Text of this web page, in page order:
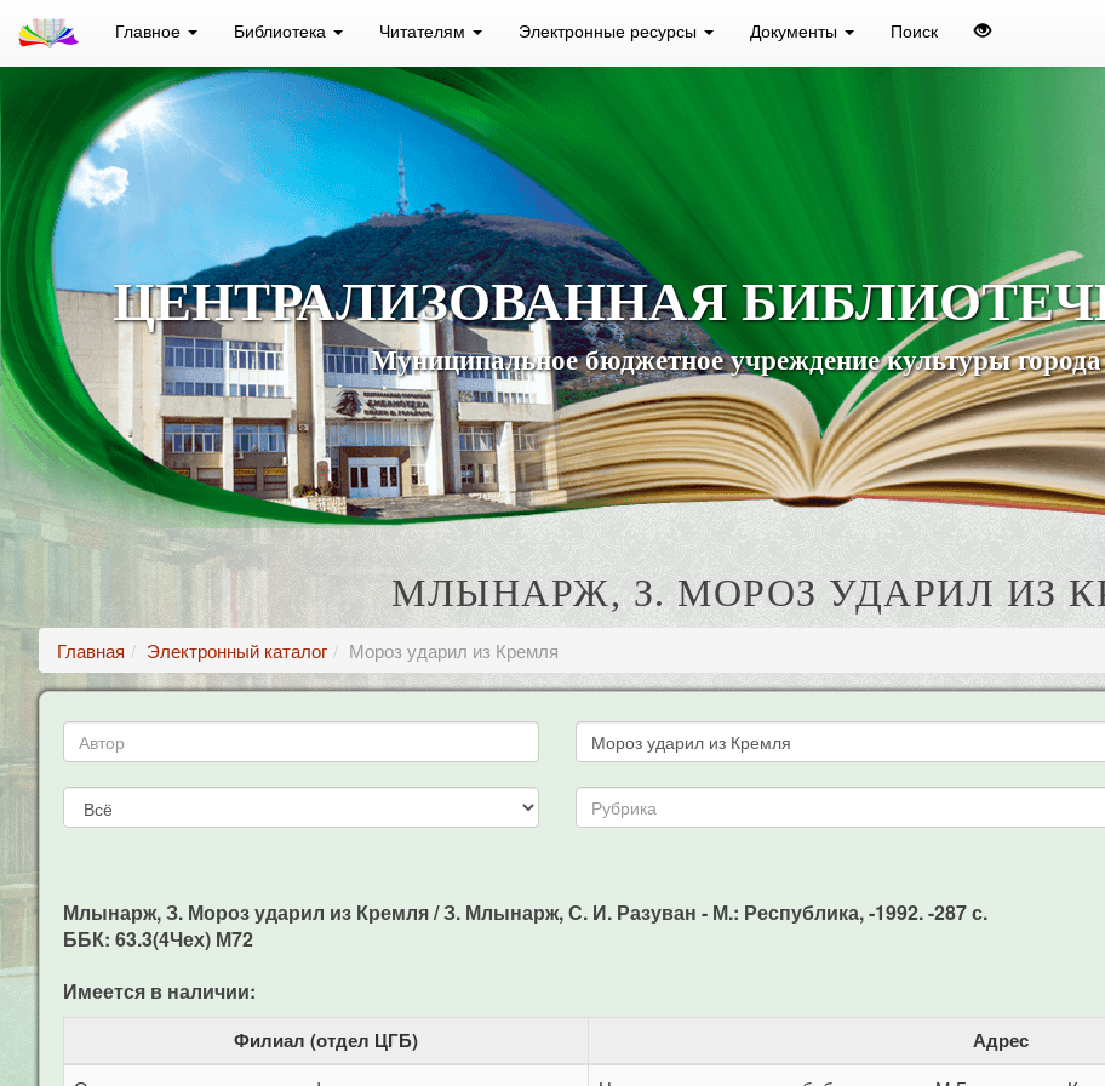
Главное Библиотека Читателям Электронные ресурсы Документы Поиск
ЦЕНТРАЛИЗОВАННАЯ
Муниципальное бюджетное учреждение культуры
МЛЫНАРЖ, З. МОРОЗ УДАРИЛ ИЗ
Главная Электронный каталог Мороз ударил из Кремля
Млынарж, З. Мороз ударил из Кремля / З. Млынарж, С. И. Разуван - М.: Республика, -1992. -287 с.
ББК: 63.3(4Чех) М72
Имеется в наличии:
Филиал (отдел ЦГБ) Адрес